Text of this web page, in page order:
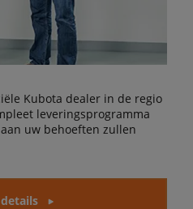
Kubota dealer in de regio
leveringsprogramma
uw behoeften zullen